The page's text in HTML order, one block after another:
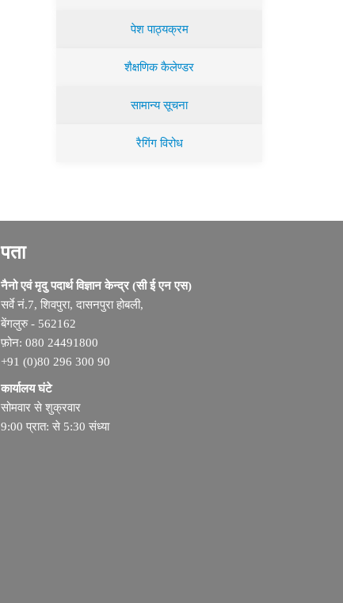
पेश पाठ्यक्रम
शैक्षणिक कैलेण्डर
सामान्य सूचना
रैगिंग विरोध
पता
नैनो एवं मृदु पदार्थ विज्ञान केन्द्र (सी ई एन एस)
सर्वे नं.7, शिवपुरा, दासनपुरा होबली,
बेंगलुरु - 562162
फ़ोन: 080 24491800
+91 (0)80 296 300 90
कार्यालय घंटे
सोमवार से शुक्रवार
9:00 प्रात: से 5:30 संध्या